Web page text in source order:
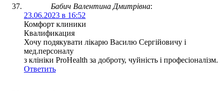
Бабич Валентина Дмитрівна:
23.06.2023 в 16:52
Комфорт клиники
Квалификация
Хочу подякувати лікарю Василю Сергійовичу і
мед.персоналу
з клініки ProHealth за доброту, чуйність і професіоналізм.
Ответить